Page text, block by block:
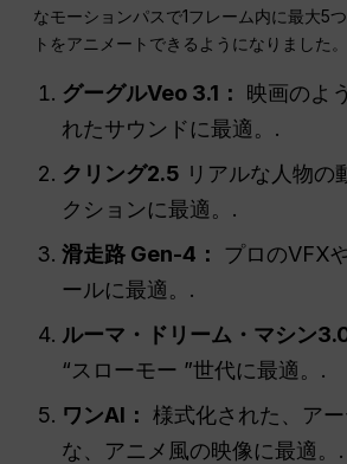
なモーションパスで1フレーム内に最大5
トをアニメートできるようになりました
グーグルVeo 3.1：
映画のよ
れたサウンドに最適。.
クリング2.5 リアルな人物の
クションに最適。.
滑走路 Gen-4：
プロのVFX
ールに最適。.
ルーマ・ドリーム・マシン
“スローモー ”世代に最適。.
ワンAI： 様式化された、ア
な、アニメ風の映像に最適。.